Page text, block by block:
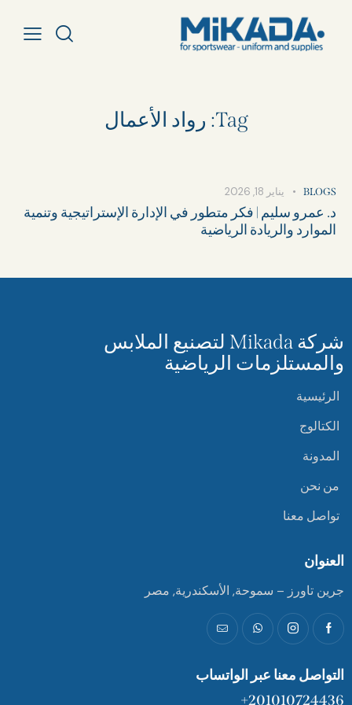
Tag: رواد الأعمال
BLOGS يناير 18, 2026
د. عمرو سليم | فكر متطور في الإدارة الإستراتيجية وتنمية
الموارد والريادة الرياضية
شركة Mikada لتصنيع الملابس
والمستلزمات الرياضية
الرئيسية
الكتالوج
المدونة
من نحن
تواصل معنا
العنوان
جرين تاورز – سموحة, الأسكندرية, مصر
التواصل معنا عبر الواتساب
201010724436+